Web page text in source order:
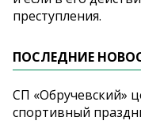
преступления.
ПОСЛЕДНИЕ
СП «Обручевский»
спортивный